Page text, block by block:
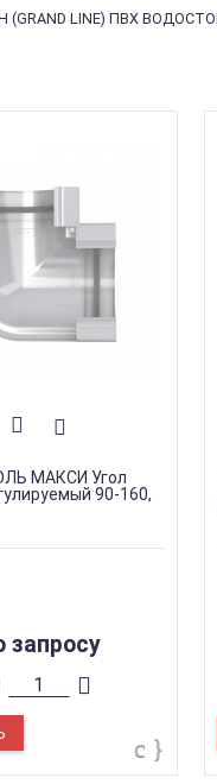
(GRAND LINE) ПВХ
МАКСИ Угол
90-160,
запросу